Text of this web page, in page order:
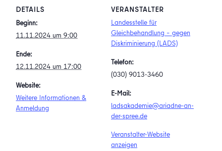
DETAILS
Beginn:
11.11.2024 um 9:00
Ende:
12.11.2024 um 17:00
Website:
Weitere Informationen &
Anmeldung
VERANSTALTER
Landesstelle für
Gleichbehandlung – gegen
Diskriminierung (LADS)
Telefon:
(030) 9013-3460
E-Mail:
ladsakademie@ariadne-an-
der-spree.de
Veranstalter-Website
anzeigen